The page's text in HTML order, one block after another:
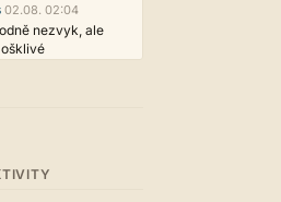
02.08. 02:04
nezvyk, ale
jde vidět,
do chatu je
v pořádku,